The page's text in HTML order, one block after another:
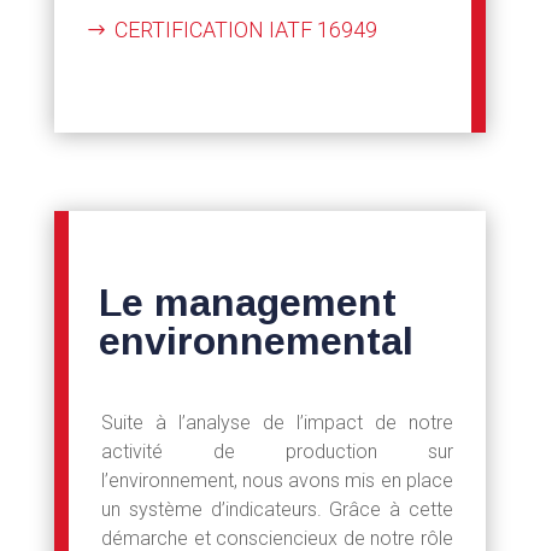
CERTIFICATION IATF 16949
Le management
environnemental
Suite à l’analyse de l’impact de notre
activité de production sur
l’environnement, nous avons mis en place
un système d’indicateurs. Grâce à cette
démarche et consciencieux de notre rôle